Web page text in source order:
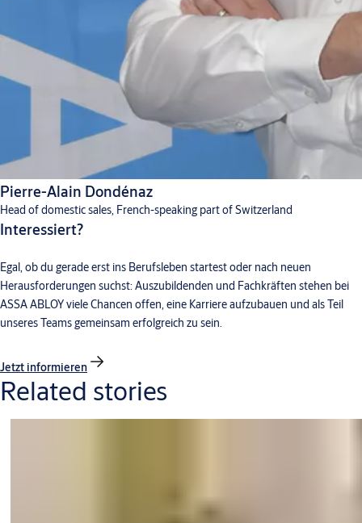
Pierre-Alain Dondénaz
Head of domestic sales, French-speaking part of Switzerland
Interessiert?
Egal, ob du gerade erst ins Berufsleben startest oder nach neuen
Herausforderungen suchst: Auszubildenden und Fachkräften stehen bei
ASSA ABLOY viele Chancen offen, eine Karriere aufzubauen und als Teil
unseres Teams gemeinsam erfolgreich zu sein.
Jetzt informieren
Related stories